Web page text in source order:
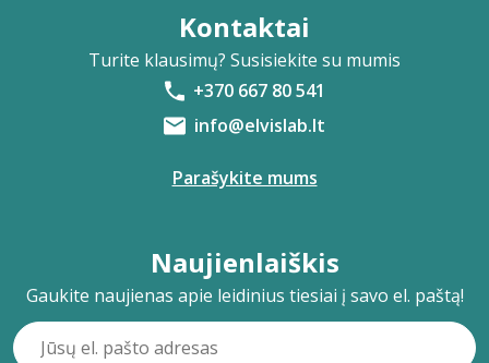
Kontaktai
Turite klausimų? Susisiekite su mumis
+370 667 80 541
info@elvislab.lt
Parašykite mums
Naujienlaiškis
Gaukite naujienas apie leidinius tiesiai į savo el. paštą!